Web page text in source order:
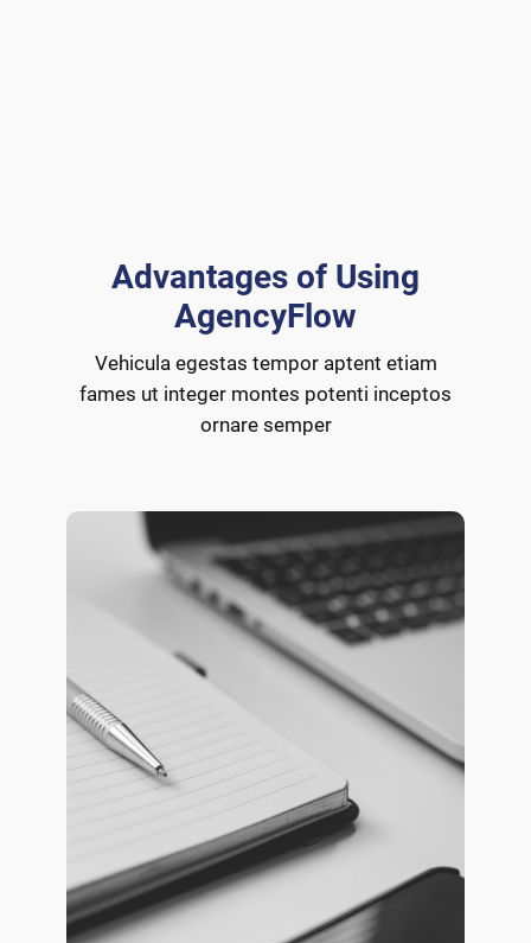
Advantages of Using
AgencyFlow
Vehicula egestas tempor aptent etiam
fames ut integer montes potenti inceptos
ornare semper